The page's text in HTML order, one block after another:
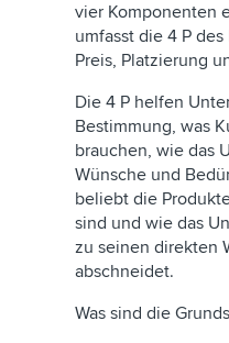
vier Komponenten
umfasst die 4 P
Preis, Platzierung
Die 4 P helfen
Bestimmung, was
brauchen, wie das
Wünsche und
beliebt die
sind und wie das
zu seinen direkten
abschneidet.
Was sind die